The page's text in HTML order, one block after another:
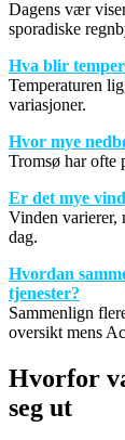
Dagens vær
sporadiske
Hva blir
Temperaturen
variasjoner.
Hvor mye
Tromsø har ofte
Er det mye
Vinden varierer,
dag.
Hvordan
tjenester?
Sammenlign
oversikt mens
Hvorfor
seg ut